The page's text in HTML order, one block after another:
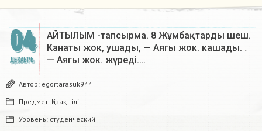
04
ДЕКАБРЬ
АЙТЫЛЫМ -тапсырма. 8 Жұмбақтарды шеш.
Канаты жок, ушады, — Аягы жок. кашады.
— Аягы жок. жүреді….
Автор: egortarasuk944
Предмет: Қазақ тiлi
Уровень: студенческий